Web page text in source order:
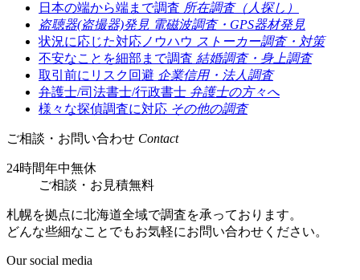
日本の端から端まで調査 所在調査（人探し）
盗聴器(盗撮器)発見 電磁波調査・GPS器材発見
状況に応じた対応ノウハウ ストーカー調査・対策
不安なことを細部まで調査 結婚調査・身上調査
取引前にリスク回避 企業信用・法人調査
弁護士/司法書士/行政書士 弁護士の方々へ
様々な探偵調査に対応 その他の調査
ご相談・お問い合わせ Contact
24時間年中無休
ご相談 ・ お見積無料
札幌を拠点に北海道全域で調査を承っております。
どんな些細なことでもお気軽にお問い合わせください。
Our social media